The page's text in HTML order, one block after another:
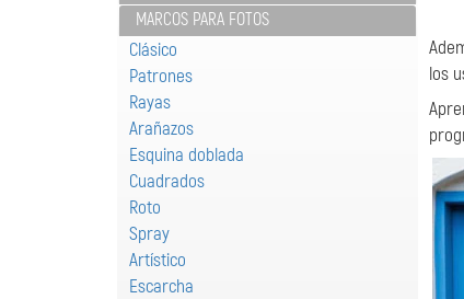
MARCOS PARA FOTOS
Clásico
Patrones
Rayas
Arañazos
Esquina doblada
Cuadrados
Roto
Spray
Artístico
Escarcha
los